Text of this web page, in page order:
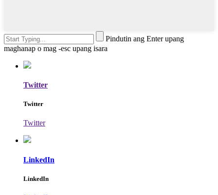
Pindutin ang Enter upang
maghanap o mag -esc upang isara
Twitter
Twitter
Twitter
LinkedIn
LinkedIn